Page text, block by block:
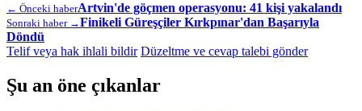
← Önceki haberArtvin'de göçmen operasyonu: 41 kişi yakalandı
Sonraki haber →Finikeli Güreşçiler Kırkpınar'dan Başarıyla
Döndü
Telif veya hak ihlali bildir Düzeltme ve cevap talebi gönder
Şu an öne çıkanlar